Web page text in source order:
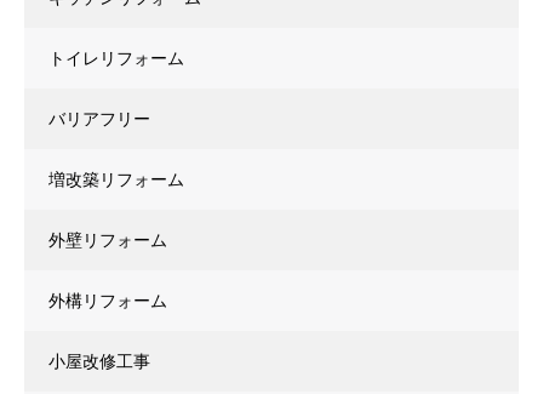
トイレリフォーム
バリアフリー
増改築リフォーム
外壁リフォーム
外構リフォーム
小屋改修工事